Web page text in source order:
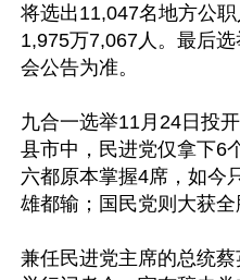
将选出11,047名地方公
1,975万7,067人。最后
会公告为准。
九合一选举11月24日投
县市中，民进党仅拿下6
六都原本掌握4席，如今
雄都输；国民党则大获全
兼任民进党主席的总统